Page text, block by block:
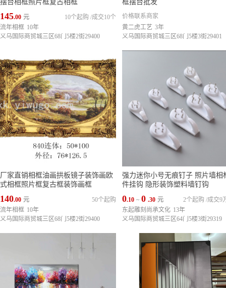
摆台相框照片框复古相框
145.00 元 成交10个
10个起购 /
流年相框 10年
义乌国际商贸城三区68门5楼2街29400
框摆台批发
价格联系商家
黄二虎工艺 3年
义乌国际商贸城三区68门5楼3街29401
厂家直销相框油画拱板镜子装饰画欧
式相框照片框复古框装饰画框
140.00 元
50个起购
流年相框 10年
义乌国际商贸城三区68门5楼2街29400
强力迷你小号无痕钉子 照片墙相
件挂钩 隐形装饰塑料墙钉钩
0.10 ~ 0 .30 元 成交9
2个起购 /
东起雕刻尚承文化 13年
义乌国际商贸城三区64门5楼3街29319